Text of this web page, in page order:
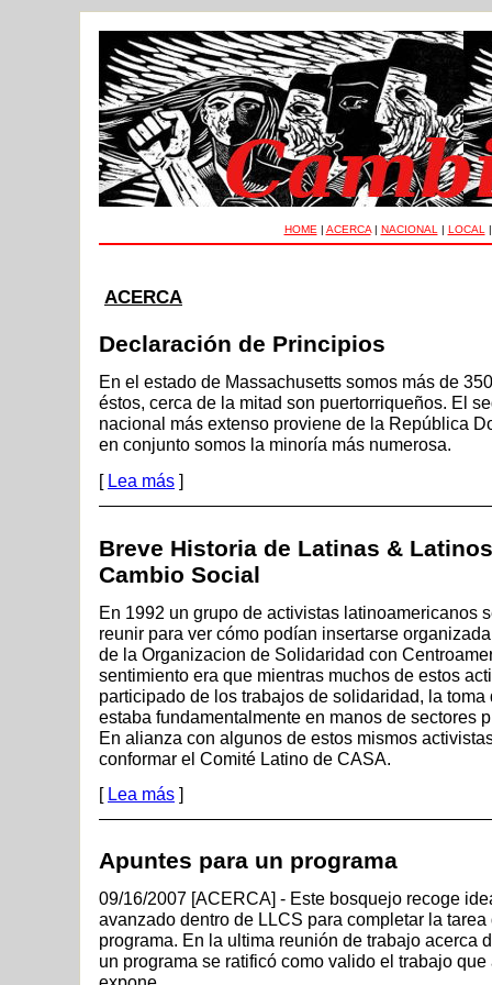
HOME | ACERCA| NACIONAL | LOCAL
ACERCA
Declaración de Principios
En el estado de Massachusetts somos más de
éstos, cerca de la mitad son puertorriqueños. El
nacional más extenso proviene de la República
en conjunto somos la minoría más numerosa.
[ Lea más ]
Breve Historia de Latinas &
Cambio Social
En 1992 un grupo de activistas latinoamericanos
reunir para ver cómo podían insertarse
de la Organizacion de Solidaridad con
sentimiento era que mientras muchos de estos
participado de los trabajos de solidaridad, la toma
estaba fundamentalmente en manos de sectores
En alianza con algunos de estos mismos
conformar el Comité Latino de CASA.
[ Lea más ]
Apuntes para un programa
09/16/2007 [ACERCA] - Este bosquejo recoge
avanzado dentro de LLCS para completar la
programa. En la ultima reunión de trabajo acerca
un programa se ratificó como valido el trabajo